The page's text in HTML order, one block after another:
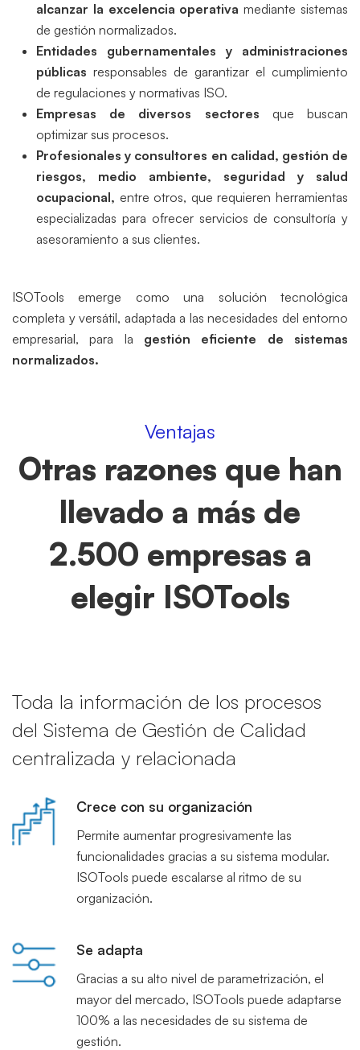
alcanzar la excelencia operativa mediante sistemas
de gestión normalizados.
Entidades gubernamentales y administraciones
públicas responsables de garantizar el cumplimiento
de regulaciones y normativas ISO.
Empresas de diversos sectores que buscan
optimizar sus procesos.
Profesionales y consultores en calidad, gestión de
riesgos, medio ambiente, seguridad y salud
ocupacional, entre otros, que requieren herramientas
especializadas para ofrecer servicios de consultoría y
asesoramiento a sus clientes.
ISOTools emerge como una solución tecnológica
completa y versátil, adaptada a las necesidades del entorno
empresarial, para la gestión eficiente de sistemas
normalizados.
Ventajas
Otras razones que han
llevado a más de
2.500 empresas a
elegir ISOTools
Toda la información de los procesos
del Sistema de Gestión de Calidad
centralizada y relacionada
Crece con su organización
Permite aumentar progresivamente las
funcionalidades gracias a su sistema modular.
ISOTools puede escalarse al ritmo de su
organización.
Se adapta
Gracias a su alto nivel de parametrización, el
mayor del mercado, ISOTools puede adaptarse
100% a las necesidades de su sistema de
gestión.